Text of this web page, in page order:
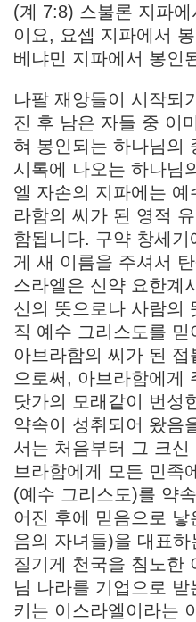
(계 7:8) 스불론 지파
이요, 요셉 지파에서
베냐민 지파에서 봉인
나팔 재앙들이 시작되
진 후 남은 자들 중 이
혀 봉인되는 하나님의
시록에 나오는 하나님
엘 자손의 지파에는
라함의 씨가 된 영적
함됩니다. 구약 창세기
게 새 이름을 주셔서
스라엘은 신약 요한계
신의 뜻으로나 사람의
직 예수 그리스도를
아브라함의 씨가 된
으로써, 아브라함에게
닷가의 모래같이 번성
약속이 성취되어 왔음
서는 처음부터 그 크
브라함에게 모든 민족
(예수 그리스도)를 약
어진 후에 믿음으로
음의 자녀들)을 대표
질기게 천국을 침노한
님 나라를 기업으로 받
키는 이스라엘이라는